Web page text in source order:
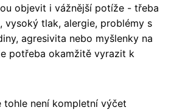
objevit i vážnější potíže - třeba
vysoký tlak, alergie, problémy s
agresivita nebo myšlenky na
potřeba okamžitě vyrazit k
tohle není kompletní výčet